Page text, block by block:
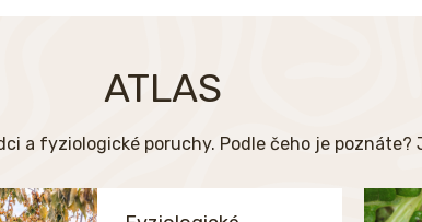
ATLAS
a fyziologické poruchy. Podle čeho je poznáte?